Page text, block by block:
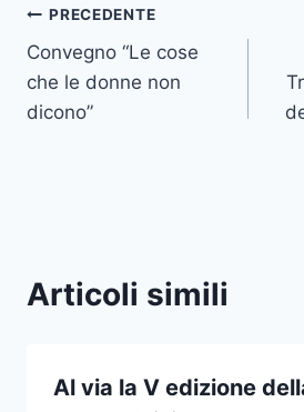
Navigazione
articoli
PRECEDENTE
Convegno “Le cose
che le donne non
dicono”
Articoli simili
Al via la V edizione